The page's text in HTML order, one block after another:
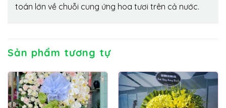
toán lớn về chuỗi cung ứng hoa tươi trên cả nước.
Sản phẩm tương tự